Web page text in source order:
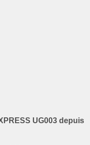
UG003 depuis